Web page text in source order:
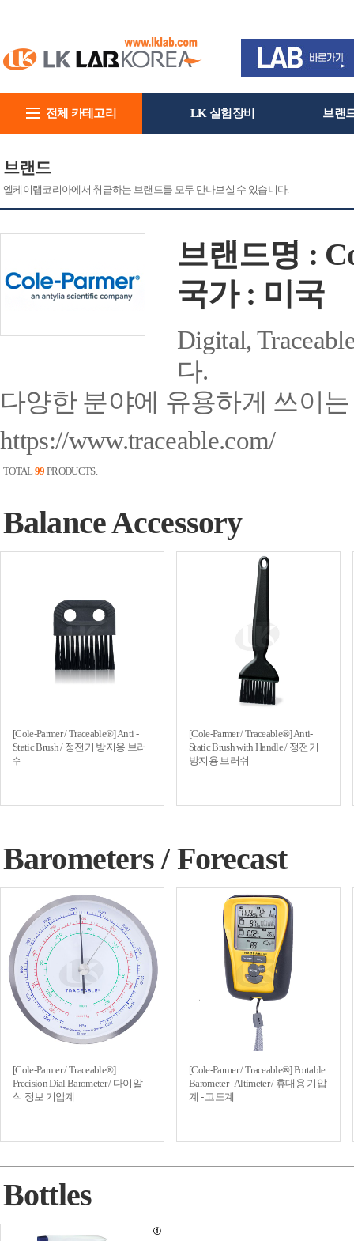
전체 카테고리 LK 실험장비 브랜
브랜드
엘케이랩코리아에서 취급하는 브랜드를 모두 만나보실 수 있습니다.
브랜드명 :
국가 : 미국
Digital,
다.
다양한 분야에 유용하게 쓰이
https://www.traceable.com/
TOTAL 99 PRODUCTS.
Balance Accessory
[Cole-Parmer / Traceable®] Anti -
Static Brush / 정전기 방지용 브러
쉬
[Cole-Parmer / Traceable®] Anti-
Static Brush with Handle / 정전기
방지용 브러쉬
Barometers / Forecast
[Cole-Parmer / Traceable®]
Precision Dial Barometer / 다이알
식 정보 기압계
[Cole-Parmer / Traceable®] Portable
Barometer - Altimeter / 휴대용 기압
계 - 고도계
Bottles